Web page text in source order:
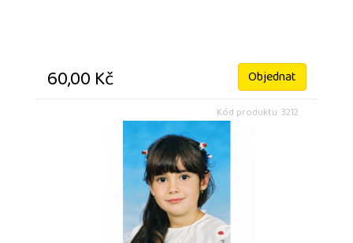
60,00 Kč Objednat
Kód produktu: 3212